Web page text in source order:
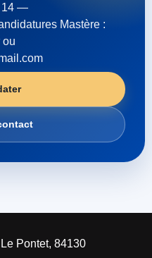
14 —
Mastère :
ou
Pontet, 84130